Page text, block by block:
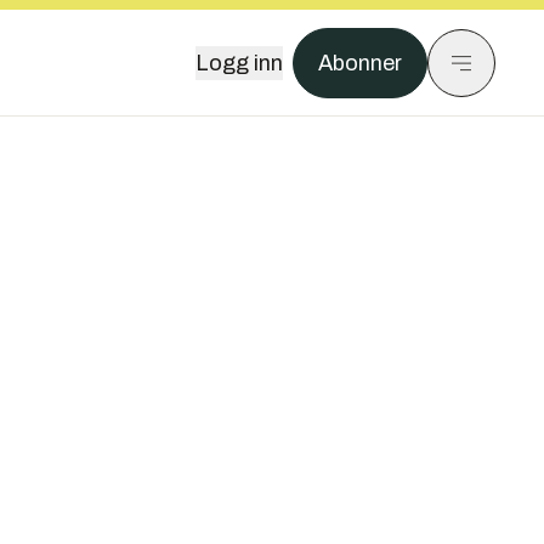
Logg inn Abonner